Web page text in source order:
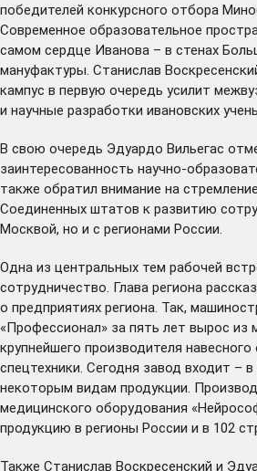
победителей конкурсного отбора
Современное образовательное
самом сердце Иванова – в стенах
мануфактуры. Станислав
кампус в первую очередь усилит
и научные разработки ивановских
В свою очередь Эдуардо Вильегас
заинтересованность научно-
также обратил внимание на
Соединенных штатов к развитию
Москвой, но и с регионами России.
Одна из центральных тем рабочей
сотрудничество. Глава региона
о предприятиях региона. Так,
«Профессионал» за пять лет вырос из
крупнейшего производителя
спецтехники. Сегодня завод входит –
некоторым видам продукции.
медицинского оборудования
продукцию в регионы России и в 102
Также Станислав Воскресенский и